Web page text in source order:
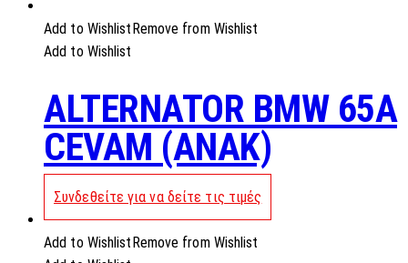
Add to Wishlist Remove from Wishlist
Add to Wishlist
ALTERNATOR BMW 65A
CEVAM (ANAK)
Συνδεθείτε για να δείτε τις τιμές
Add to Wishlist Remove from Wishlist